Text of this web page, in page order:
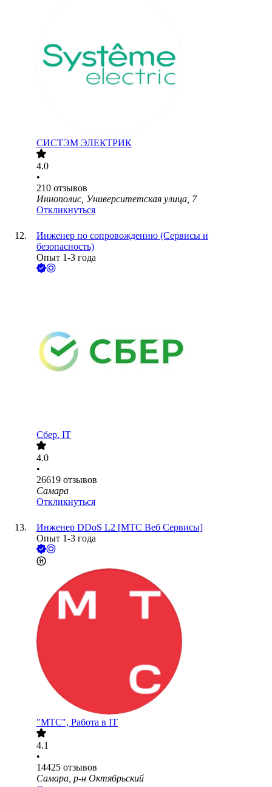
СИСТЭМ ЭЛЕКТРИК
4.0
•
210 отзывов
Иннополис, Университетская улица, 7
Откликнуться
Инженер по сопровождению (Сервисы и
безопасность)
Опыт 1-3 года
Сбер. IT
4.0
•
26619 отзывов
Самара
Откликнуться
Инженер DDoS L2 [МТС Веб Сервисы]
Опыт 1-3 года
"МТС", Работа в IT
4.1
•
14425 отзывов
Самара, р-н Октябрьский